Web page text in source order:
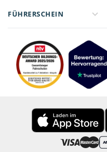
FÜHRERSCHEIN